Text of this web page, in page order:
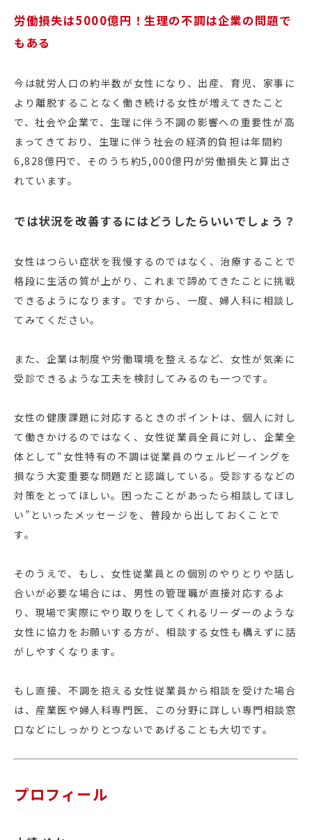
労働損失は5000億円！生理の不調は企業の問題で
もある
今は就労人口の約半数が女性になり、出産、育児、家事に
より離脱することなく働き続ける女性が増えてきたこと
で、社会や企業で、生理に伴う不調の影響への重要性が高
まってきており、生理に伴う社会の経済的負担は年間約
6,828億円で、そのうち約5,000億円が労働損失と算出さ
れています。
では状況を改善するにはどうしたらいいでしょう？
女性はつらい症状を我慢するのではなく、治療することで
格段に生活の質が上がり、これまで諦めてきたことに挑戦
できるようになります。ですから、一度、婦人科に相談し
てみてください。
また、企業は制度や労働環境を整えるなど、女性が気楽に
受診できるような工夫を検討してみるのも一つです。
女性の健康課題に対応するときのポイントは、個人に対し
て働きかけるのではなく、女性従業員全員に対し、企業全
体として“女性特有の不調は従業員のウェルビーイングを
損なう大変重要な問題だと認識している。受診するなどの
対策をとってほしい。困ったことがあったら相談してほし
い”といったメッセージを、普段から出しておくことで
す。
そのうえで、もし、女性従業員との個別のやりとりや話し
合いが必要な場合には、男性の管理職が直接対応するよ
り、現場で実際にやり取りをしてくれるリーダーのような
女性に協力をお願いする方が、相談する女性も構えずに話
がしやすくなります。
もし直接、不調を抱える女性従業員から相談を受けた場合
は、産業医や婦人科専門医、この分野に詳しい専門相談窓
口などにしっかりとつないであげることも大切です。
プロフィール